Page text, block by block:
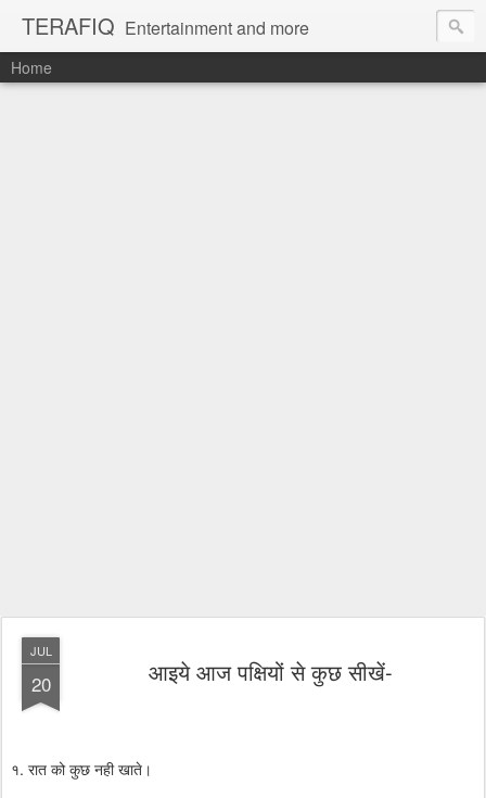
TERAFIQ Entertainment and more
Home
JUL
20 आइये आज पक्षियों से कुछ सीखें-
१. रात को कुछ नही खाते।